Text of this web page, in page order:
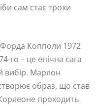
сам стає трохи
Копполи 1972
го – це епічна сага
вибір. Марлон
образ, що став
проходить